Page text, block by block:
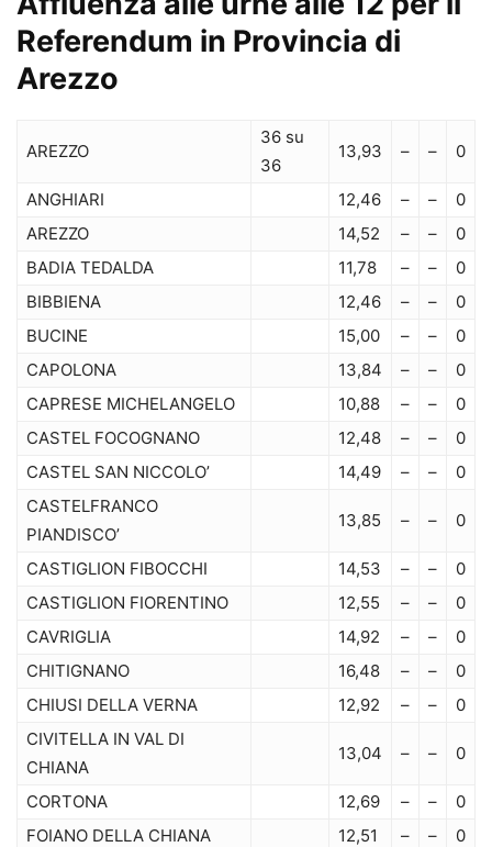
Referendum in Provincia di
Arezzo
AREZZO
36 su
36
13,93 – – 0
ANGHIARI 12,46 – –
0
AREZZO
14,52 – –
0
BADIA TEDALDA
11,78 – –
0
BIBBIENA
12,46 – –
0
BUCINE
15,00 – –
0
CAPOLONA
13,84 – –
0
CAPRESE MICHELANGELO
10,88 – –
0
CASTEL FOCOGNANO
12,48 – –
0
CASTEL SAN NICCOLO’
14,49 – –
0
CASTELFRANCO
PIANDISCO’
13,85 – – 0
CASTIGLION FIBOCCHI 14,53 – –
0
CASTIGLION FIORENTINO
12,55 – –
0
CAVRIGLIA
14,92 – –
0
CHITIGNANO
16,48 – –
0
CHIUSI DELLA VERNA
12,92 – –
0
CIVITELLA IN VAL DI
CHIANA
13,04 – – 0
CORTONA 12,69 – –
0
FOIANO DELLA CHIANA
12,51 – –
0